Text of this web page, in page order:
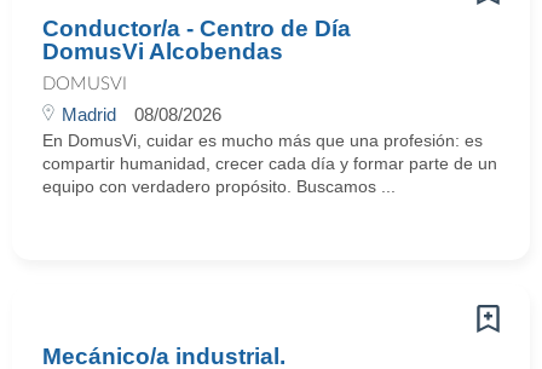
Conductor/a - Centro de Día
DomusVi Alcobendas
DOMUSVI
Madrid 08/08/2026
En DomusVi, cuidar es mucho más que una profesión: es
compartir humanidad, crecer cada día y formar parte de un
equipo con verdadero propósito. Buscamos ...
Mecánico/a industrial.